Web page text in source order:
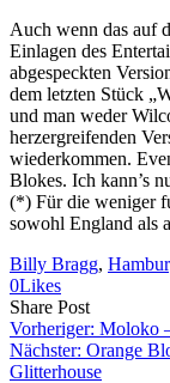
Auch wenn das auf
Einlagen des
abgespeckten
dem letzten Stück
und man weder
herzergreifenden
wiederkommen.
Blokes. Ich kann’s
(*) Für die weniger
sowohl England als
Billy Bragg,
0Likes
Share PostShare
on
Facebook
Copy
URL
to
clipboard
Send
Link
via
eMail
Vorheriger: Moloko
Nächster: Orange
Glitterhouse